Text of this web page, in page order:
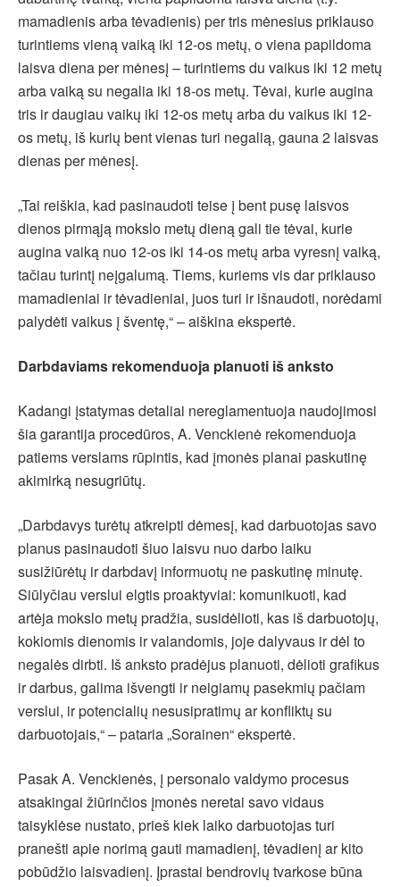
mamadienis arba tėvadienis) per tris mėnesius priklauso
turintiems vieną vaiką iki 12-os metų, o viena papildoma
laisva diena per mėnesį – turintiems du vaikus iki 12 metų
arba vaiką su negalia iki 18-os metų. Tėvai, kurie augina
tris ir daugiau vaikų iki 12-os metų arba du vaikus iki 12-
os metų, iš kurių bent vienas turi negalią, gauna 2 laisvas
dienas per mėnesį.
„Tai reiškia, kad pasinaudoti teise į bent pusę laisvos
dienos pirmąją mokslo metų dieną gali tie tėvai, kurie
augina vaiką nuo 12-os iki 14-os metų arba vyresnį vaiką,
tačiau turintį neįgalumą. Tiems, kuriems vis dar priklauso
mamadieniai ir tėvadieniai, juos turi ir išnaudoti, norėdami
palydėti vaikus į šventę,“ – aiškina ekspertė.
Darbdaviams rekomenduoja planuoti iš anksto
Kadangi įstatymas detaliai nereglamentuoja naudojimosi
šia garantija procedūros, A. Venckienė rekomenduoja
patiems verslams rūpintis, kad įmonės planai paskutinę
akimirką nesugriūtų.
„Darbdavys turėtų atkreipti dėmesį, kad darbuotojas savo
planus pasinaudoti šiuo laisvu nuo darbo laiku
susižiūrėtų ir darbdavį informuotų ne paskutinę minutę.
Siūlyčiau verslui elgtis proaktyviai: komunikuoti, kad
artėja mokslo metų pradžia, susidėlioti, kas iš darbuotojų,
kokiomis dienomis ir valandomis, joje dalyvaus ir dėl to
negalės dirbti. Iš anksto pradėjus planuoti, dėlioti grafikus
ir darbus, galima išvengti ir neigiamų pasekmių pačiam
verslui, ir potencialių nesusipratimų ar konfliktų su
darbuotojais,“ – pataria „Sorainen“ ekspertė.
Pasak A. Venckienės, į personalo valdymo procesus
atsakingai žiūrinčios įmonės neretai savo vidaus
taisyklėse nustato, prieš kiek laiko darbuotojas turi
pranešti apie norimą gauti mamadienį, tėvadienį ar kito
pobūdžio laisvadienį. Įprastai bendrovių tvarkose būna